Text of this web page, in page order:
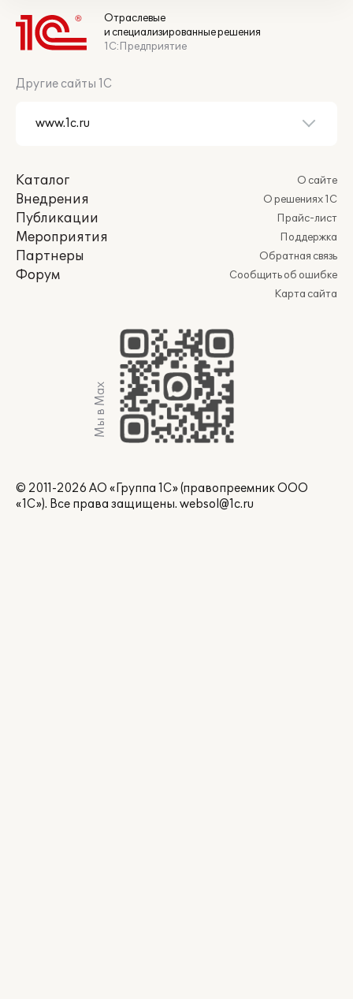
Отраслевые
и специализированные решения
1С:Предприятие
Другие сайты 1С
Каталог
Внедрения
Публикации
Мероприятия
Партнеры
Форум
О сайте
О решениях 1С
Прайс-лист
Поддержка
Обратная связь
Сообщить об ошибке
Карта сайта
Мы в Max
© 2011-2026 АО «Группа 1С» (правопреемник ООО
«1С»). Все права защищены. websol@1c.ru